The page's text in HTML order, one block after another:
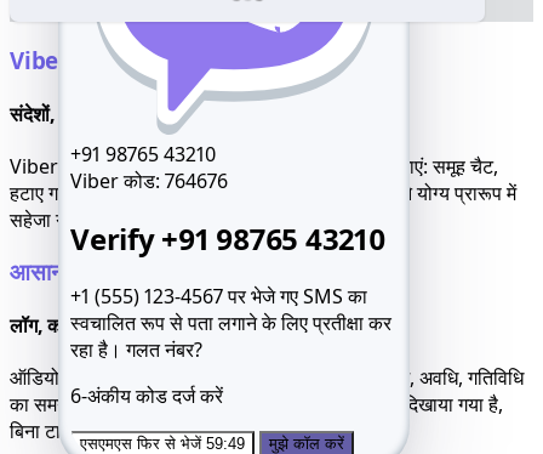
+91 98765 43210
Viber कोड: 764676
Verify +91 98765 43210
+1 (555) 123-4567 पर भेजे गए SMS का
स्वचालित रूप से पता लगाने के लिए प्रतीक्षा कर
रहा है।गलत नंबर?
6-अंकीय कोड दर्ज करें
एसएमएस फिर से भेजें 59:49 मुझे कॉल करें
Viber चैट्स तुरंत पढ़ें
संदेशों, रहस्यों और छिपे हुए धागों का अन्वेषण करें
Viber संदेशों को हैक करें और पूरी चैट इतिहास का पता लगाएं: समूह चैट,
हटाए गए संदेश, निजी बातचीत - सब कुछ एक पठनीय, खोजने योग्य प्रारूप में
सहेजा गया।
आसानी से Viber कॉल्स पर जासूसी करें
लॉग, कॉल समय, संपर्क जानकारी और बहुत कुछ देखें
ऑडियो और वीडियो कॉल्स के पूरे रिकॉर्ड देखें: कॉलर के नाम, अवधि, गतिविधि
का समय, और कनेक्शन का प्रकार - सब कुछ स्पष्ट रूप से दिखाया गया है,
बिना टारगेट फोन को छुए।